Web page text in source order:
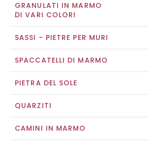
GRANULATI IN MARMO
DI VARI COLORI
SASSI - PIETRE PER MURI
SPACCATELLI DI MARMO
PIETRA DEL SOLE
QUARZITI
CAMINI IN MARMO